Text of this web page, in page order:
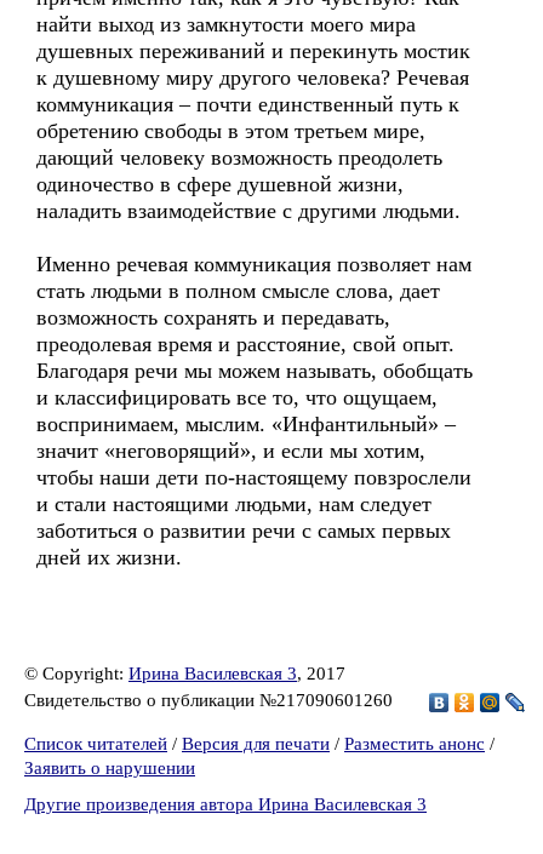
найти выход из замкнутости моего мира
душевных переживаний и перекинуть мостик
к душевному миру другого человека? Речевая
коммуникация – почти единственный путь к
обретению свободы в этом третьем мире,
дающий человеку возможность преодолеть
одиночество в сфере душевной жизни,
наладить взаимодействие с другими людьми.
Именно речевая коммуникация позволяет нам
стать людьми в полном смысле слова, дает
возможность сохранять и передавать,
преодолевая время и расстояние, свой опыт.
Благодаря речи мы можем называть, обобщать
и классифицировать все то, что ощущаем,
воспринимаем, мыслим. «Инфантильный» –
значит «неговорящий», и если мы хотим,
чтобы наши дети по-настоящему повзрослели
и стали настоящими людьми, нам следует
заботиться о развитии речи с самых первых
дней их жизни.
© Copyright: Ирина Василевская 3, 2017
Свидетельство о публикации №217090601260
Список читателей / Версия для печати / Разместить анонс /
Заявить о нарушении
Другие произведения автора Ирина Василевская 3